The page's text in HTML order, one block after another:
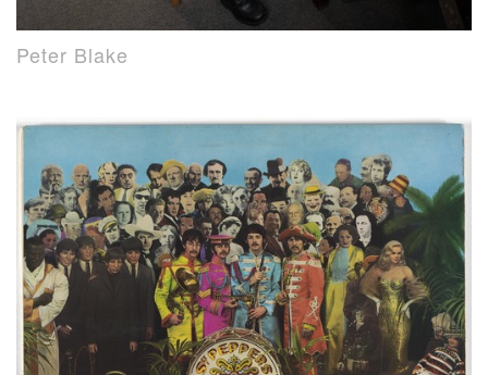
Peter Blake